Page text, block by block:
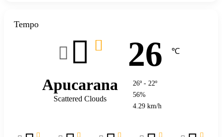
Tempo
Apucarana
Scattered Clouds
26 ℃
26º - 22º
56%
4.29 km/h